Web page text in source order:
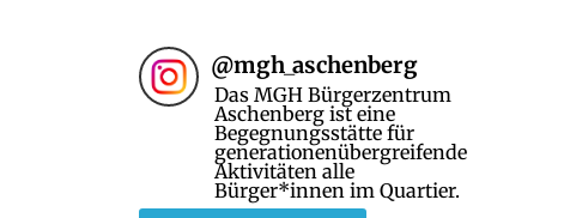
@mgh_aschenberg
Das MGH Bürgerzentrum
Aschenberg ist eine
Begegnungsstätte für
generationenübergreifende
Aktivitäten alle
Bürger*innen im Quartier.